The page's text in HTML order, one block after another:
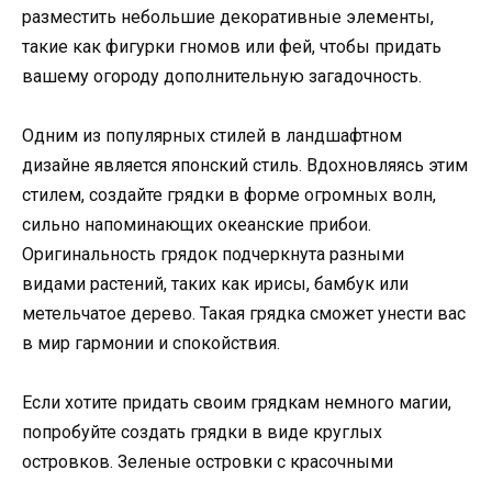
разместить небольшие декоративные элементы,
такие как фигурки гномов или фей, чтобы придать
вашему огороду дополнительную загадочность.
Одним из популярных стилей в ландшафтном
дизайне является японский стиль. Вдохновляясь этим
стилем, создайте грядки в форме огромных волн,
сильно напоминающих океанские прибои.
Оригинальность грядок подчеркнута разными
видами растений, таких как ирисы, бамбук или
метельчатое дерево. Такая грядка сможет унести вас
в мир гармонии и спокойствия.
Если хотите придать своим грядкам немного магии,
попробуйте создать грядки в виде круглых
островков. Зеленые островки с красочными